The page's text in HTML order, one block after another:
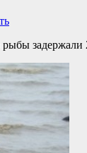
задержали